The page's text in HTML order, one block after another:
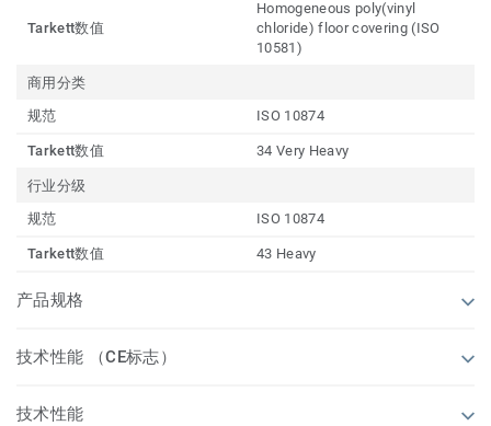
Tarkett数值
Homogeneous poly(vinyl
chloride) floor covering (ISO
10581)
商用分类
规范
ISO 10874
Tarkett数值 34 Very Heavy
行业分级
规范
ISO 10874
Tarkett数值 43 Heavy
产品规格
技术性能 （CE标志）
技术性能